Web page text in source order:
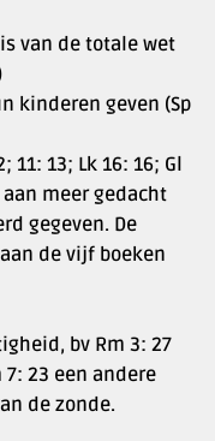
van de totale wet
kinderen geven (Sp
11: 13; Lk 16: 16; Gl
meer gedacht
gegeven. De
de vijf boeken
bv Rm 3: 27
23 een andere
de zonde.